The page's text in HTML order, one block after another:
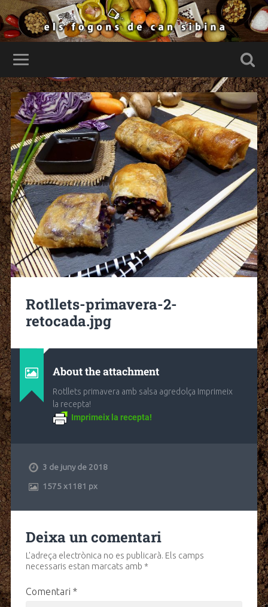
Rotllets-primavera-2-
retocada.jpg
About the attachment
Rotllets primavera amb salsa agredolça Imprimeix
la recepta!
Imprimeix la recepta!
3 de juny de 2018
1575x1181 px
Deixa un comentari
L'adreça electrònica no es publicarà. Els camps
necessaris estan marcats amb *
Comentari *